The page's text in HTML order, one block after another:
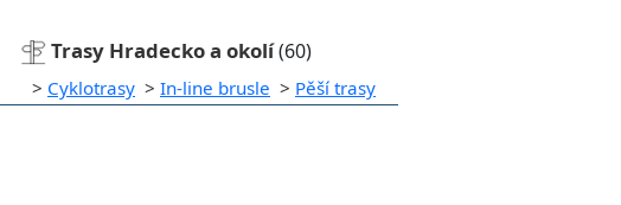
Trasy Hradecko a okolí(60)
> Cyklotrasy > In-line brusle > Pěší trasy